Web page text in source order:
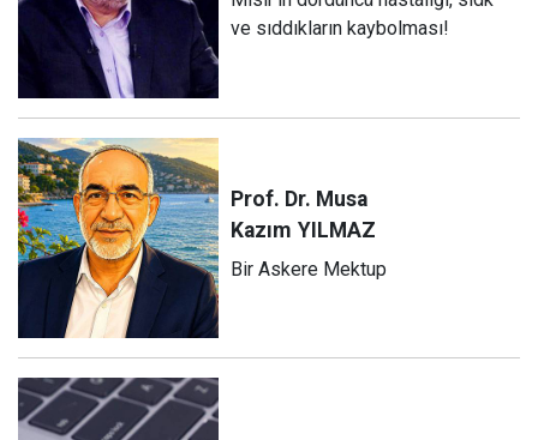
ve sıddıkların kaybolması!
Prof. Dr. Musa
Kazım YILMAZ
Bir Askere Mektup